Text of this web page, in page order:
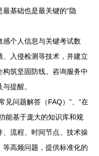
基础也是最关键的“隐
感个人信息与关键考试数
入侵检测等技术，并建立
筑坚固防线。咨询服务中
提醒。
见问题解答（FAQ）”、“在
能基于庞大的知识库和规
、流程、时间节点、技术操
高频问题，提供标准化的